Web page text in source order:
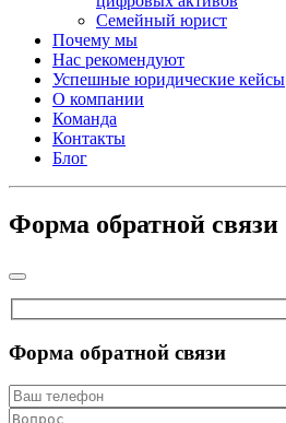
Семейный юрист
Почему мы
Нас рекомендуют
Успешные юридические кейсы
О компании
Команда
Контакты
Блог
Форма обратной связи
Форма обратной связи